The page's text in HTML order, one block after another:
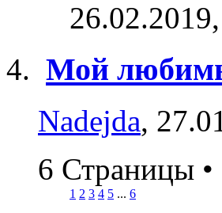
26.02.2019,
Мой
Nadejda,
6 Страницы •
1 2 3 4 5 ... 6